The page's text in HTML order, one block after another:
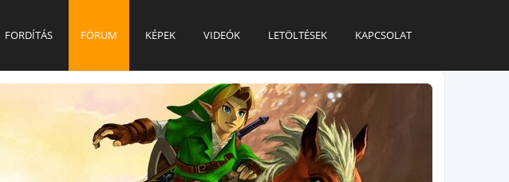
FORDÍTÁS FÓRUM KÉPEK VIDEÓK LETÖLTÉSEK KAPCSOLAT